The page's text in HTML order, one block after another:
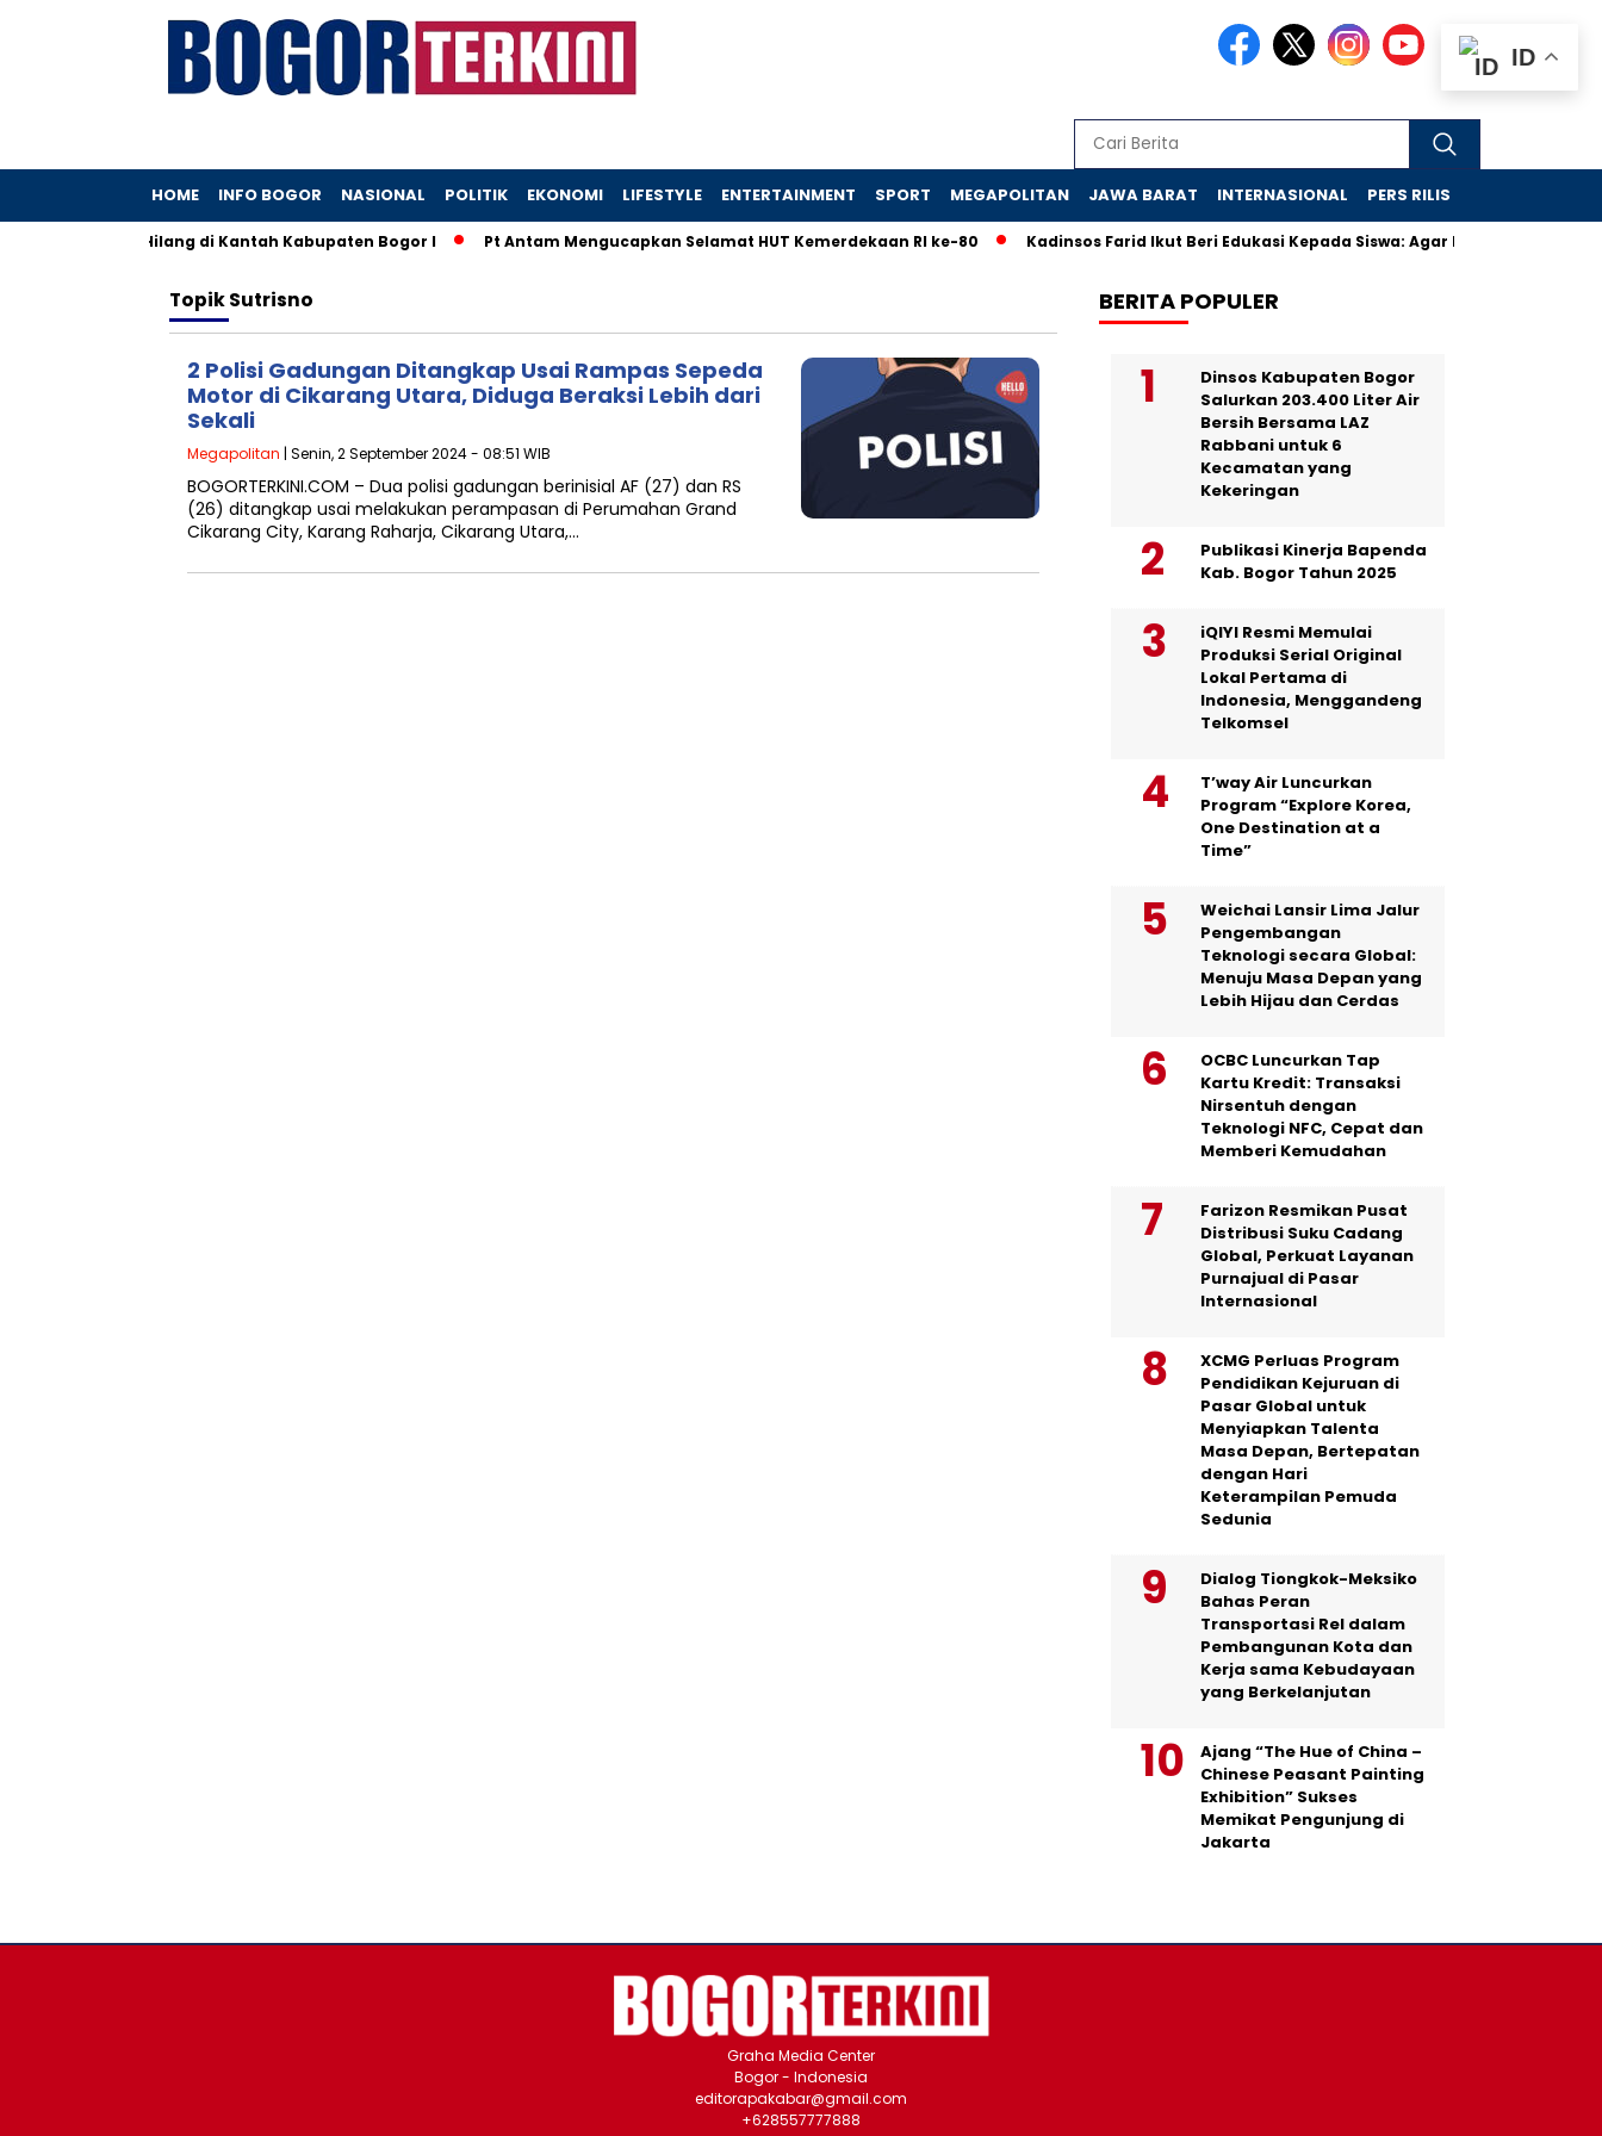
HOME INFO BOGOR NASIONAL POLITIK EKONOMI LIFESTYLE ENTERTAINMENT SPORT MEGAPOLITAN JAWA BARAT INTERNASIONAL PERS RILIS
yang Diduga Hilang di Kantah Kabupaten Bogor I Pt Antam Mengucapkan Selamat HUT Kemerdekaan RI ke-80 Kadinsos Farid Ikut Beri Edukasi Kepada Siswa: Agar Nyaman di Sekolah
TopikSutrisno
2 Polisi Gadungan Ditangkap Usai Rampas Sepeda
Motor di Cikarang Utara, Diduga Beraksi Lebih dari
Sekali
Megapolitan | Senin, 2 September 2024 - 08:51 WIB
BOGORTERKINI.COM – Dua polisi gadungan berinisial AF (27) dan RS
(26) ditangkap usai melakukan perampasan di Perumahan Grand
Cikarang City, Karang Raharja, Cikarang Utara,…
BERITA POPULER
Dinsos Kabupaten Bogor
Salurkan 203.400 Liter Air
Bersih Bersama LAZ
Rabbani untuk 6
Kecamatan yang
Kekeringan
Publikasi Kinerja Bapenda
Kab. Bogor Tahun 2025
iQIYI Resmi Memulai
Produksi Serial Original
Lokal Pertama di
Indonesia, Menggandeng
Telkomsel
T’way Air Luncurkan
Program “Explore Korea,
One Destination at a
Time”
Weichai Lansir Lima Jalur
Pengembangan
Teknologi secara Global:
Menuju Masa Depan yang
Lebih Hijau dan Cerdas
OCBC Luncurkan Tap
Kartu Kredit: Transaksi
Nirsentuh dengan
Teknologi NFC, Cepat dan
Memberi Kemudahan
Farizon Resmikan Pusat
Distribusi Suku Cadang
Global, Perkuat Layanan
Purnajual di Pasar
Internasional
XCMG Perluas Program
Pendidikan Kejuruan di
Pasar Global untuk
Menyiapkan Talenta
Masa Depan, Bertepatan
dengan Hari
Keterampilan Pemuda
Sedunia
Dialog Tiongkok-Meksiko
Bahas Peran
Transportasi Rel dalam
Pembangunan Kota dan
Kerja sama Kebudayaan
yang Berkelanjutan
Ajang “The Hue of China –
Chinese Peasant Painting
Exhibition” Sukses
Memikat Pengunjung di
Jakarta
ID
Graha Media Center
Bogor - Indonesia
editorapakabar@gmail.com
+628557777888